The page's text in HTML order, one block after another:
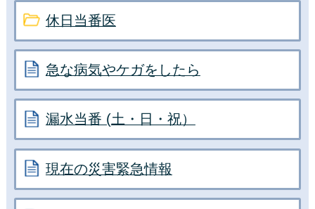
休日当番医
急な病気やケガをしたら
漏水当番 (土・日・祝）
現在の災害緊急情報